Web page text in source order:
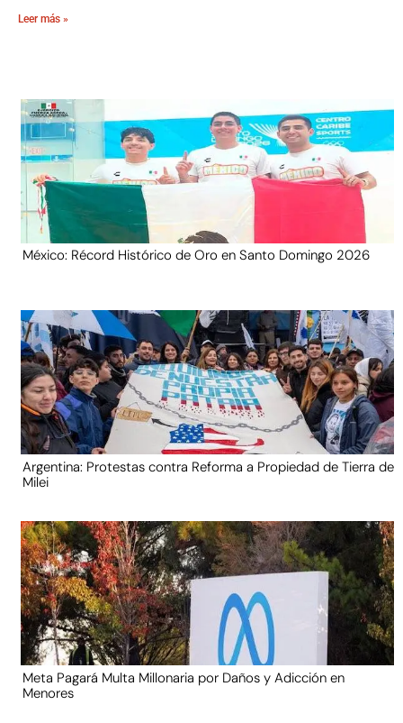
Leer más »
México: Récord Histórico de Oro en Santo Domingo 2026
Argentina: Protestas contra Reforma a Propiedad de Tierra de
Milei
Meta Pagará Multa Millonaria por Daños y Adicción en
Menores